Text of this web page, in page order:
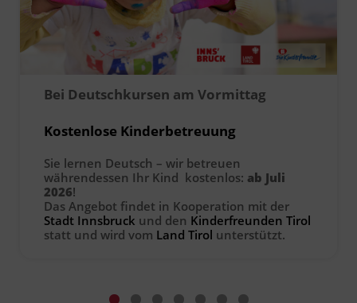
Ingenieurzertifizierung
Deutsch und Integration
Akademisches Studienzentrum
BFI Reutte
Bei Deutschkursen am Vormittag
Kostenlose Kinderbetreuung
Sie lernen Deutsch – wir betreuen
währendessen Ihr Kind kostenlos: ab Juli
2026!
Das Angebot findet in Kooperation mit der
Stadt Innsbruck und den Kinderfreunden Tirol
statt und wird vom Land Tirol unterstützt.